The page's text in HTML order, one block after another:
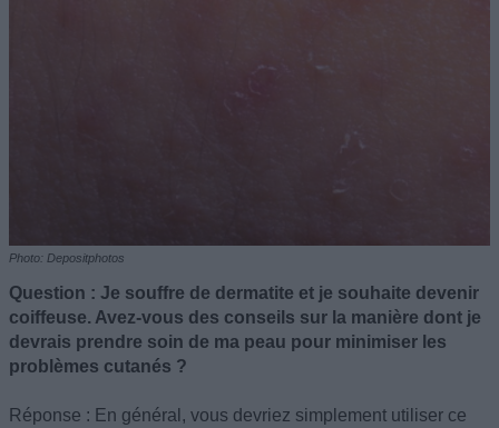
Photo: Depositphotos
Question : Je souffre de dermatite et je souhaite devenir
coiffeuse. Avez-vous des conseils sur la manière dont je
devrais prendre soin de ma peau pour minimiser les
problèmes cutanés ?
Réponse : En général, vous devriez simplement utiliser ce